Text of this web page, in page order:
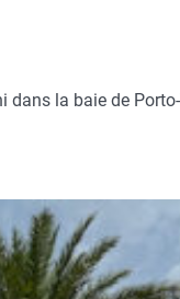
dans la baie de